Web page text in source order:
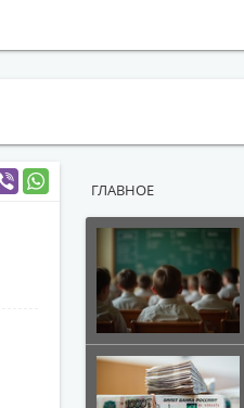
ГЛАВНОЕ